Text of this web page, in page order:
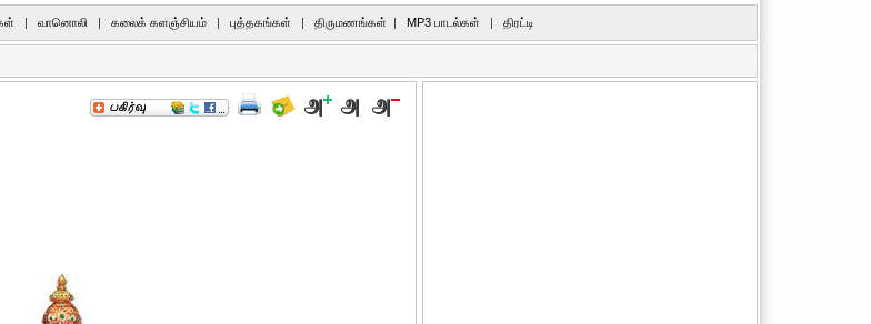
| வானொலி | கலைக் களஞ்சியம் | புத்தகங்கள் | திருமணங்கள் | MP3 பாடல்கள் | திரட்டி